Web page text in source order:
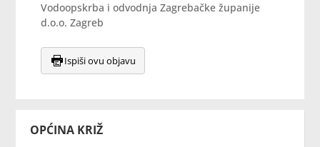
OPĆINA KRIŽ
Vodoopskrba i odvodnja Zagrebačke županije
d.o.o. Zagreb
Ispiši ovu objavu